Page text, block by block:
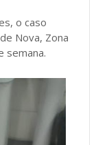
o caso
Nova, Zona
semana.